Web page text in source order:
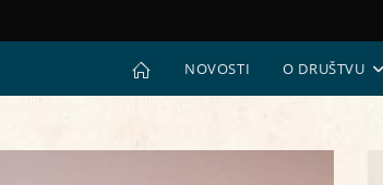
NOVOSTI O DRUŠTVU